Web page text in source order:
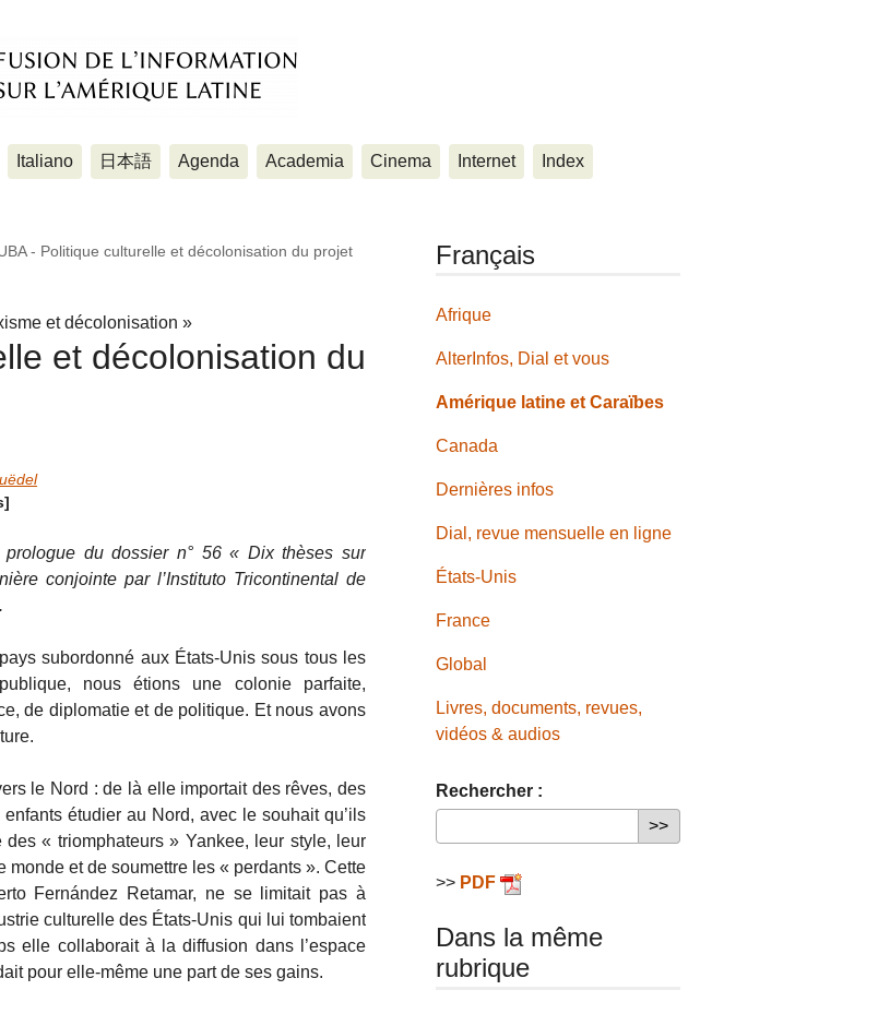
Italiano 日本語 Agenda Academia Cinema Internet Index
- Politique culturelle et décolonisation du projet
et décolonisation »
et décolonisation du
du dossier n° 56 « Dix thèses sur
conjointe par l’Instituto Tricontinental de
subordonné aux États-Unis sous tous les
nous étions une colonie parfaite,
de diplomatie et de politique. Et nous avons
le Nord : de là elle importait des rêves, des
étudier au Nord, avec le souhait qu’ils
« triomphateurs » Yankee, leur style, leur
et de soumettre les « perdants ». Cette
Fernández Retamar, ne se limitait pas à
culturelle des États-Unis qui lui tombaient
elle collaborait à la diffusion dans l’espace
pour elle-même une part de ses gains.
Français
Afrique
AlterInfos, Dial et vous
Amérique latine et Caraïbes
Canada
Dernières infos
Dial, revue mensuelle en ligne
États-Unis
France
Global
Livres, documents, revues,
vidéos & audios
Rechercher :
>> PDF
Dans la même
rubrique